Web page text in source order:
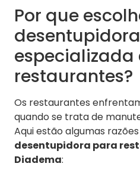
Por que
desentupidora
especializada
restaurantes?
Os restaurantes
quando se trata de
Aqui estão algumas
desentupidora para
Diadema: